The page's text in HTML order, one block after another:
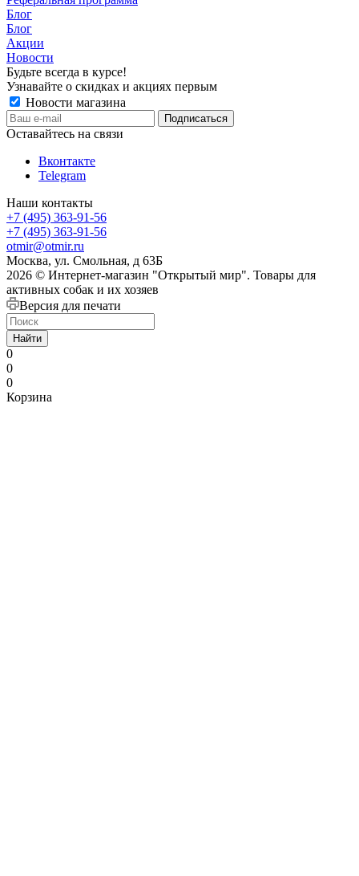
Блог
Блог
Акции
Новости
Будьте всегда в курсе!
Узнавайте о скидках и акциях первым
Новости магазина
Оставайтесь на связи
Вконтакте
Telegram
Наши контакты
+7 (495) 363-91-56
+7 (495) 363-91-56
otmir@otmir.ru
Москва, ул. Смольная, д 63Б
2026 © Интернет-магазин "Открытый мир". Товары для
активных собак и их хозяев
Версия для печати
Найти
0
0
0
Корзина